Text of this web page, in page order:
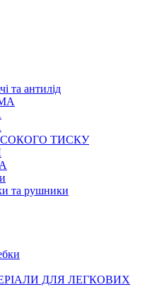
та антилід
ТИСКУ
та рушники
ДЛЯ ЛЕГКОВИХ